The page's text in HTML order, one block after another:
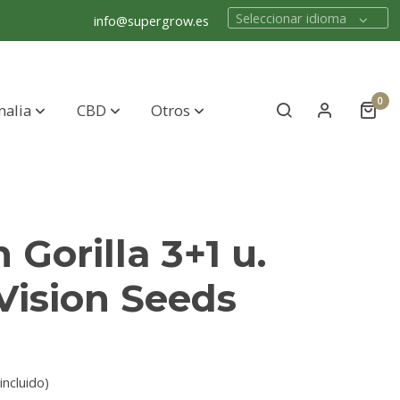
info@supergrow.es Seleccionar idioma
CBD Otros 0
Gorilla 3+1 u.
Seeds